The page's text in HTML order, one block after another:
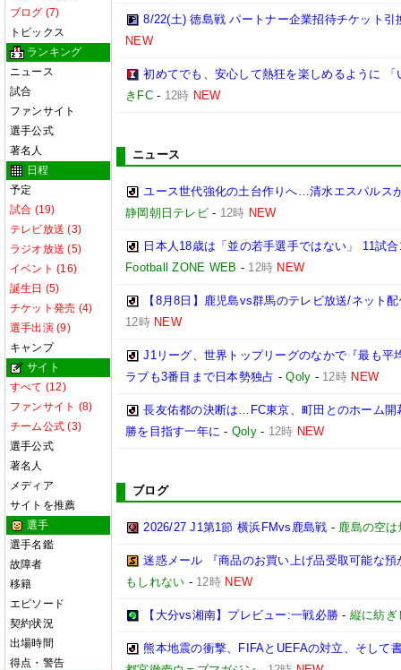
ブログ (7)
トピックス
ランキング
ニュース
試合
ファンサイト
選手公式
著名人
日程
予定
試合 (19)
テレビ放送 (3)
ラジオ放送 (5)
イベント (16)
誕生日 (5)
チケット発売 (4)
選手出演 (9)
キャンプ
サイト
すべて (12)
ファンサイト (8)
チーム公式 (3)
選手公式
著名人
メディア
サイトを推薦
選手
選手名鑑
故障者
移籍
エピソード
契約状況
出場時間
得点・警告
8/22(土) 徳島戦 パートナー企業招待チケット引
NEW
初めてでも、安心して熱狂を楽しめるように
きFC- 12時 NEW
ニュース
ユース世代強化の土台作りへ…清水エスパルス
静岡朝日テレビ- 12時 NEW
日本人18歳は「並の若手選手ではない」 11試
Football ZONE WEB - 12時 NEW
【8月8日】鹿児島vs群馬のテレビ放送/ネット
12時 NEW
J1リーグ、世界トップリーグのなかで『最も
ラブも3番目まで日本勢独占 -Qoly - 12時 NEW
長友佑都の決断は…FC東京、町田とのホーム
勝を目指す一年に - Qoly - 12時 NEW
ブログ
2026/27 J1第1節 横浜FMvs鹿島戦 - 鹿島の空
迷惑メール 『商品のお買い上げ品受取可能な
もしれない - 12時 NEW
【大分vs湘南】プレビュー:一戦必勝 - 縦に紡ぎ
熊本地震の衝撃、FIFAとUEFAの対立、そして